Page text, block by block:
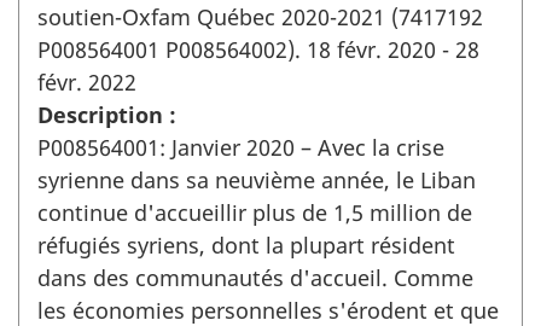
soutien-Oxfam Québec 2020-2021 (7417192
P008564001 P008564002). 18 févr. 2020 - 28
févr. 2022
Description :
P008564001: Janvier 2020 – Avec la crise
syrienne dans sa neuvième année, le Liban
continue d'accueillir plus de 1,5 million de
réfugiés syriens, dont la plupart résident
dans des communautés d'accueil. Comme
les économies personnelles s'érodent et que